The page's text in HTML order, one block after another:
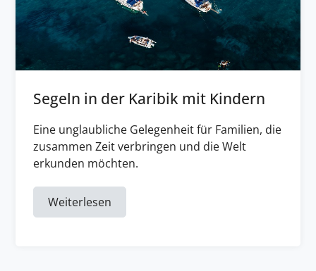
Segeln in der Karibik mit Kindern
Eine unglaubliche Gelegenheit für Familien, die
zusammen Zeit verbringen und die Welt
erkunden möchten.
Weiterlesen